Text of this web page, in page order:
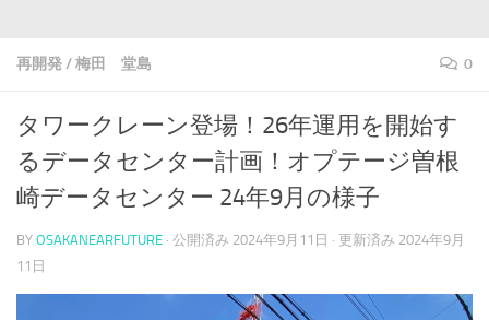
再開発/梅田 堂島 0
タワークレーン登場！26年運用を開始す
るデータセンター計画！オプテージ曽根
崎データセンター 24年9月の様子
BY OSAKANEARFUTURE · 公開済み 2024年9月11日 · 更新済み 2024年9月
11日